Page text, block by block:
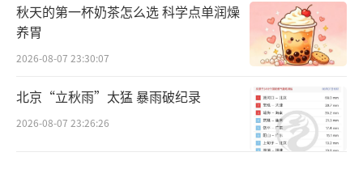
秋天的第一杯奶茶怎么选 科学点单润燥
养胃
2026-08-07 23:30:07
北京“立秋雨”太猛 暴雨破纪录
2026-08-07 23:26:26